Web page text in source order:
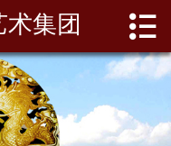
网站首页
最新动态
集团